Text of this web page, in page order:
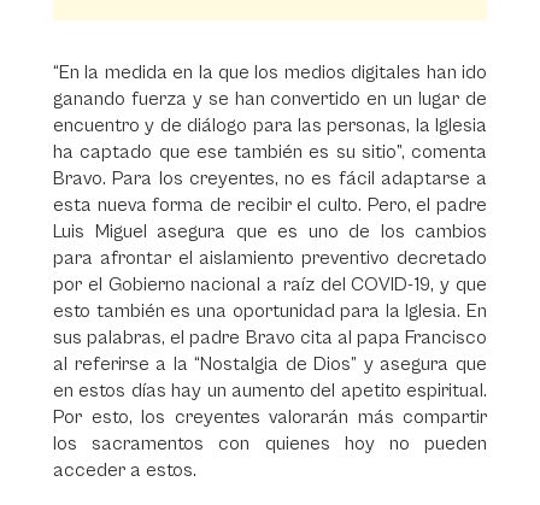
“En la medida en la que los medios digitales han ido
ganando fuerza y se han convertido en un lugar de
encuentro y de diálogo para las personas, la Iglesia
ha captado que ese también es su sitio”, comenta
Bravo. Para los creyentes, no es fácil adaptarse a
esta nueva forma de recibir el culto. Pero, el padre
Luis Miguel asegura que es uno de los cambios
para afrontar el aislamiento preventivo decretado
por el Gobierno nacional a raíz del COVID-19, y que
esto también es una oportunidad para la Iglesia. En
sus palabras, el padre Bravo cita al papa Francisco
al referirse a la “Nostalgia de Dios” y asegura que
en estos días hay un aumento del apetito espiritual.
Por esto, los creyentes valorarán más compartir
los sacramentos con quienes hoy no pueden
acceder a estos.